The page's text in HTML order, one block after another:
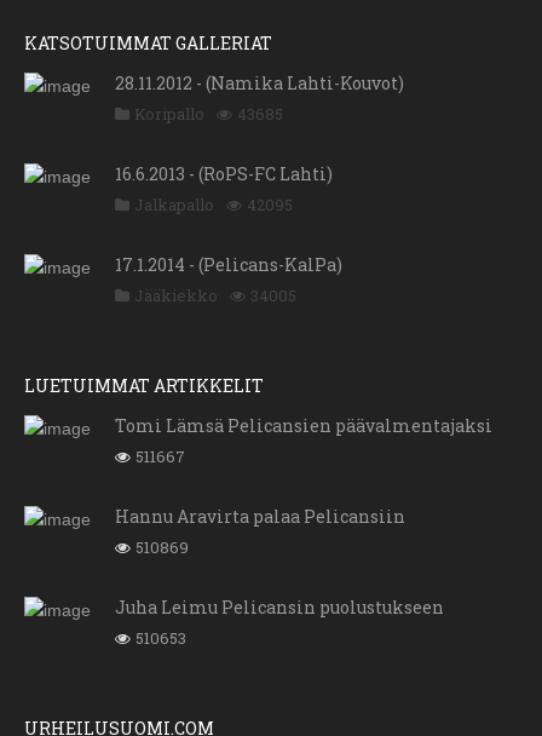
KATSOTUIMMAT GALLERIAT
28.11.2012 - (Namika Lahti-Kouvot)
Koripallo 43685
16.6.2013 - (RoPS-FC Lahti)
Jalkapallo 42095
17.1.2014 - (Pelicans-KalPa)
Jääkiekko 34005
LUETUIMMAT ARTIKKELIT
Tomi Lämsä Pelicansien päävalmentajaksi
511667
Hannu Aravirta palaa Pelicansiin
510869
Juha Leimu Pelicansin puolustukseen
510653
URHEILUSUOMI.COM